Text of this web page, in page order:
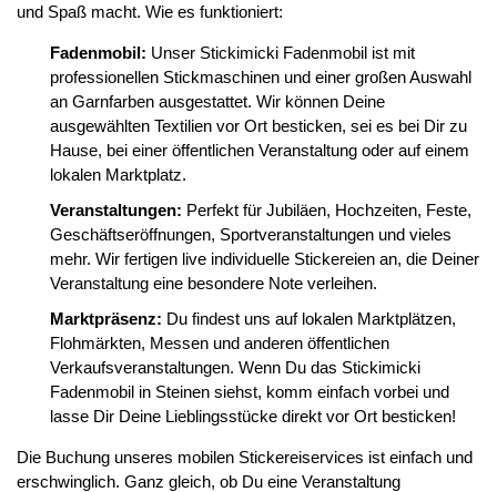
und Spaß macht. Wie es funktioniert:
Fadenmobil: Unser Stickimicki Fadenmobil ist mit
professionellen Stickmaschinen und einer großen Auswahl
an Garnfarben ausgestattet. Wir können Deine
ausgewählten Textilien vor Ort besticken, sei es bei Dir zu
Hause, bei einer öffentlichen Veranstaltung oder auf einem
lokalen Marktplatz.
Veranstaltungen: Perfekt für Jubiläen, Hochzeiten, Feste,
Geschäftseröffnungen, Sportveranstaltungen und vieles
mehr. Wir fertigen live individuelle Stickereien an, die Deiner
Veranstaltung eine besondere Note verleihen.
Marktpräsenz: Du findest uns auf lokalen Marktplätzen,
Flohmärkten, Messen und anderen öffentlichen
Verkaufsveranstaltungen. Wenn Du das Stickimicki
Fadenmobil in Steinen siehst, komm einfach vorbei und
lasse Dir Deine Lieblingsstücke direkt vor Ort besticken!
Die Buchung unseres mobilen Stickereiservices ist einfach und
erschwinglich. Ganz gleich, ob Du eine Veranstaltung